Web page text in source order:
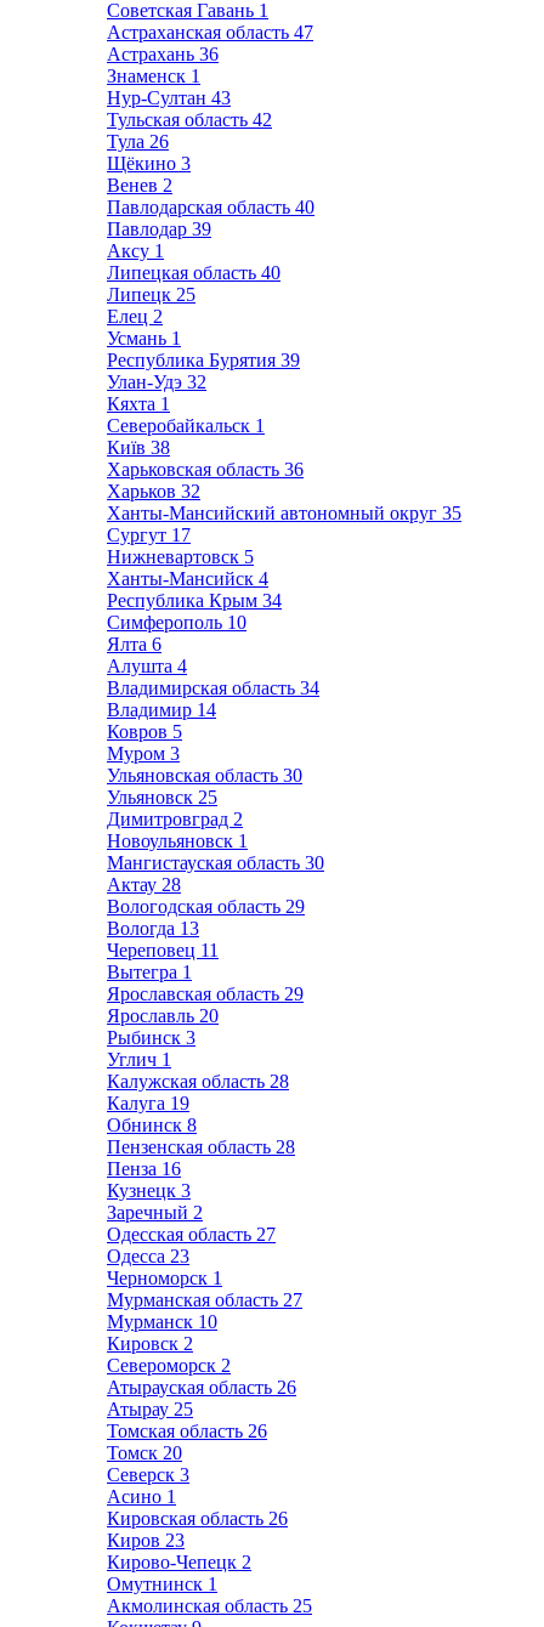
Советская Гавань 1
Астраханская область 47
Астрахань 36
Знаменск 1
Нур-Султан 43
Тульская область 42
Тула 26
Щёкино 3
Венев 2
Павлодарская область 40
Павлодар 39
Аксу 1
Липецкая область 40
Липецк 25
Елец 2
Усмань 1
Республика Бурятия 39
Улан-Удэ 32
Кяхта 1
Северобайкальск 1
Київ 38
Харьковская область 36
Харьков 32
Ханты-Мансийский автономный округ 35
Сургут 17
Нижневартовск 5
Ханты-Мансийск 4
Республика Крым 34
Симферополь 10
Ялта 6
Алушта 4
Владимирская область 34
Владимир 14
Ковров 5
Муром 3
Ульяновская область 30
Ульяновск 25
Димитровград 2
Новоульяновск 1
Мангистауская область 30
Актау 28
Вологодская область 29
Вологда 13
Череповец 11
Вытегра 1
Ярославская область 29
Ярославль 20
Рыбинск 3
Углич 1
Калужская область 28
Калуга 19
Обнинск 8
Пензенская область 28
Пенза 16
Кузнецк 3
Заречный 2
Одесская область 27
Одесса 23
Черноморск 1
Мурманская область 27
Мурманск 10
Кировск 2
Североморск 2
Атырауская область 26
Атырау 25
Томская область 26
Томск 20
Северск 3
Асино 1
Кировская область 26
Киров 23
Кирово-Чепецк 2
Омутнинск 1
Акмолинская область 25